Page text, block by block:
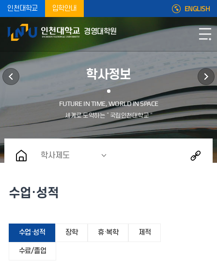
인천대학교 입학안내 ENGLISH
경영대학원
학사정보
학사제도
수업·성적
수업·성적 장학 휴·복학 제적
수료/졸업